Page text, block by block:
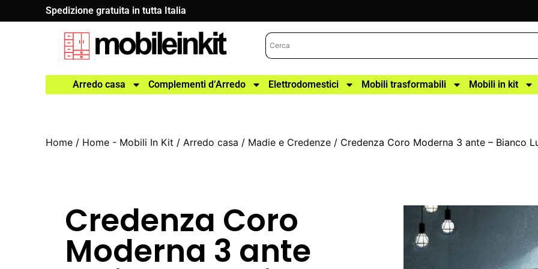
Spedizione gratuita in tutta Italia
Arredo casa Complementi d’Arredo Elettrodomestici Mobili trasformabili Mobili in kit
Home / Home - Mobili In Kit /Arredo casa / Madie e Credenze / Credenza Coro Moderna 3 ante – Bianco
Credenza Coro
Moderna 3 ante